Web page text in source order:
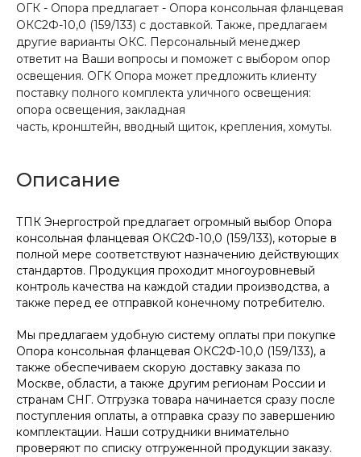
ОГК - Опора предлагает - Опора консольная фланцевая
ОКС2Ф-10,0 (159/133) с доставкой. Также, предлагаем
другие варианты ОКС. Персональный менеджер
ответит на Ваши вопросы и поможет с выбором опор
освещения. ОГК Опора может предложить клиенту
поставку полного комплекта уличного освещения:
опора освещения, закладная
часть, кронштейн, вводный щиток, крепления, хомуты.
Описание
ТПК Энергострой предлагает огромный выбор Опора
консольная фланцевая ОКС2Ф-10,0 (159/133), которые в
полной мере соответствуют назначению действующих
стандартов. Продукция проходит многоуровневый
контроль качества на каждой стадии производства, а
также перед ее отправкой конечному потребителю.
Мы предлагаем удобную систему оплаты при покупке
Опора консольная фланцевая ОКС2Ф-10,0 (159/133), а
также обеспечиваем скорую доставку заказа по
Москве, области, а также другим регионам России и
странам СНГ. Отгрузка товара начинается сразу после
поступления оплаты, а отправка сразу по завершению
комплектации. Наши сотрудники внимательно
проверяют по списку отгруженной продукции заказу.